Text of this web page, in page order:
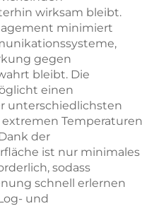
wirksam bleibt.
minimiert
gegen
bleibt. Die
einen
unterschiedlichsten
Temperaturen
der
ist nur minimales
sodass
schnell erlernen
und